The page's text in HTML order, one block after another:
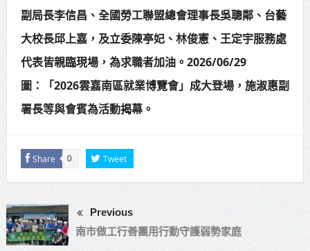
副局長李信昌、全國勞工聯盟總會理事長吳聰鄰、台藝
大校長邱上嘉，及立委陳亭妃、林俊憲、王定宇服務處
代表皆親臨現場，為求職者加油。2026/06/29
圖：「2026雲嘉南區就業博覽會」成大登場，施淑惠副
署長等與會賓為活動揭幕。
Share 0 Tweet
Previous
南市做工行善團用行動守護弱勢家庭